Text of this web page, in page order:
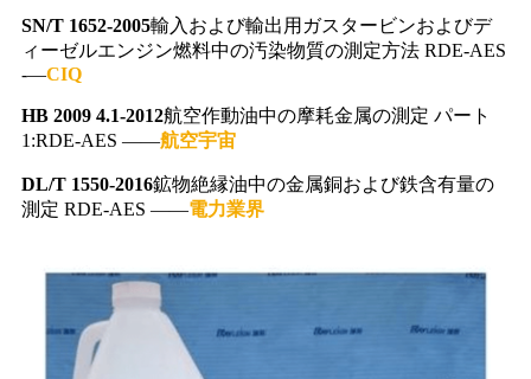
SN/T 1652-2005輸入および輸出用ガスタービンおよびデ
ィーゼルエンジン燃料中の汚染物質の測定方法 RDE-AES
-—CIQ
HB 2009 4.1-2012航空作動油中の摩耗金属の測定 パート
1:RDE-AES ——航空宇宙
DL/T 1550-2016鉱物絶縁油中の金属銅および鉄含有量の
測定 RDE-AES ——電力業界